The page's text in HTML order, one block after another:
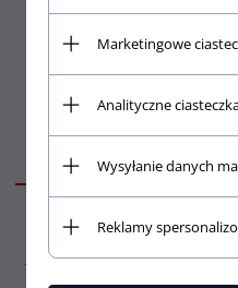
OPIS
pasujący do starych gitar
Jazzmaster®, jednakże
Marketingowe
Analityczne
Wysyłanie danych
Reklamy